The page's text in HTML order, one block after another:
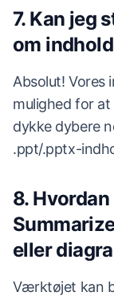
7. Kan jeg
om
Absolut! Vores
mulighed for
dykke dybere
.ppt/.pptx-
8.
eller
Værktøjet kan